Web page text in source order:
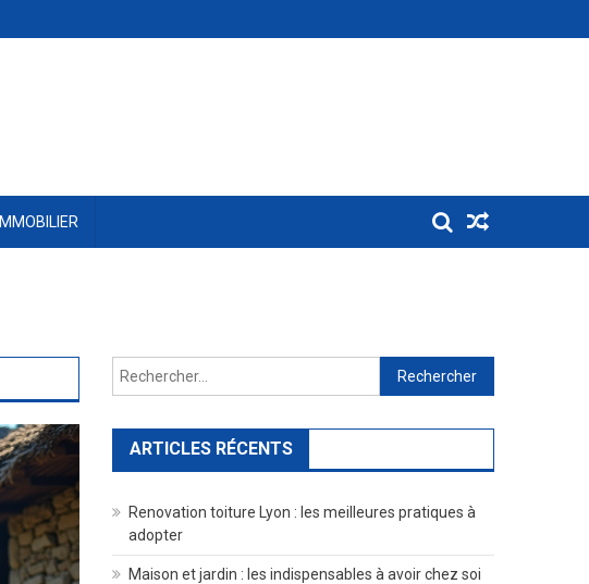
IMMOBILIER
Rechercher :
ARTICLES RÉCENTS
Renovation toiture Lyon : les meilleures pratiques à
adopter
Maison et jardin : les indispensables à avoir chez soi